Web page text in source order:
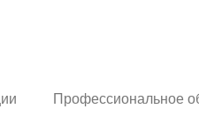
Профессиональное